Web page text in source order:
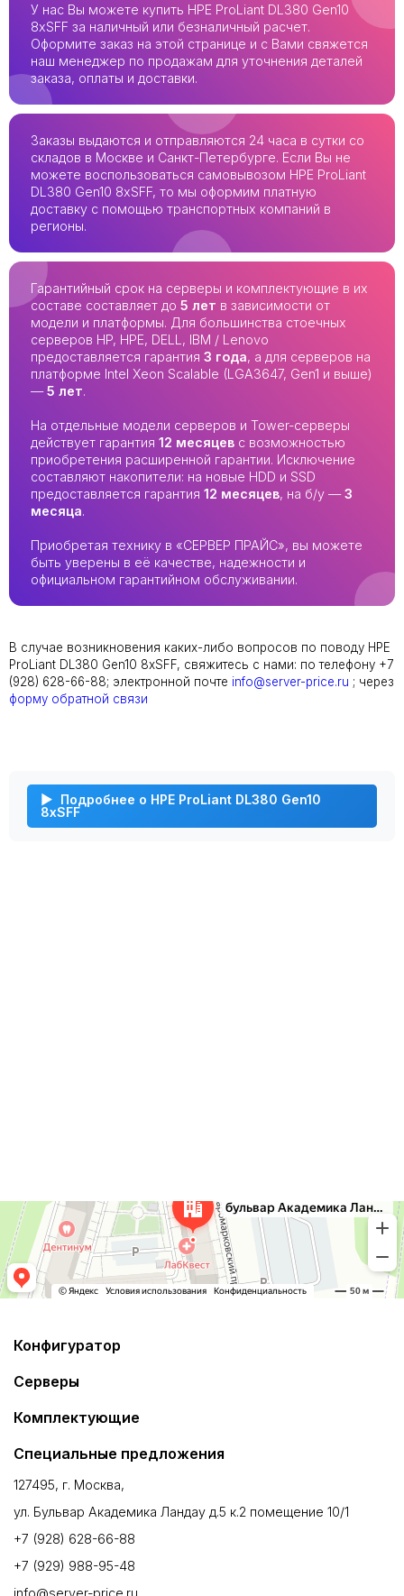
У нас Вы можете купить HPE ProLiant DL380 Gen10
8xSFF за наличный или безналичный расчет.
Оформите заказ на этой странице и с Вами свяжется
наш менеджер по продажам для уточнения деталей
заказа, оплаты и доставки.
Заказы выдаются и отправляются 24 часа в сутки со
складов в Москве и Санкт-Петербурге. Если Вы не
можете воспользоваться самовывозом HPE ProLiant
DL380 Gen10 8xSFF, то мы оформим платную
доставку с помощью транспортных компаний в
регионы.
Гарантийный срок на серверы и комплектующие в их
составе составляет до 5 лет в зависимости от
модели и платформы. Для большинства стоечных
серверов HP, HPE, DELL, IBM / Lenovo
предоставляется гарантия 3 года, а для серверов на
платформе Intel Xeon Scalable (LGA3647, Gen1 и выше)
—5 лет.
На отдельные модели серверов и Tower-серверы
действует гарантия 12 месяцев с возможностью
приобретения расширенной гарантии. Исключение
составляют накопители: на новые HDD и SSD
предоставляется гарантия 12 месяцев, на б/у —3
месяца.
Приобретая технику в «СЕРВЕР ПРАЙС», вы можете
быть уверены в её качестве, надежности и
официальном гарантийном обслуживании.
В случае возникновения каких-либо вопросов по поводу HPE
ProLiant DL380 Gen10 8xSFF, свяжитесь с нами: по телефону +7
(928) 628-66-88; электронной почте info@server-price.ru ; через
форму обратной связи
Подробнее о HPE ProLiant DL380 Gen10
8xSFF
Конфигуратор
Серверы
Комплектующие
Специальные предложения
+7 (928) 628-66-88
+7 (929) 988-95-48
info@server-price.ru
127495, г. Москва,
ул. Бульвар Академика Ландау д.5 к.2 помещение 10/1